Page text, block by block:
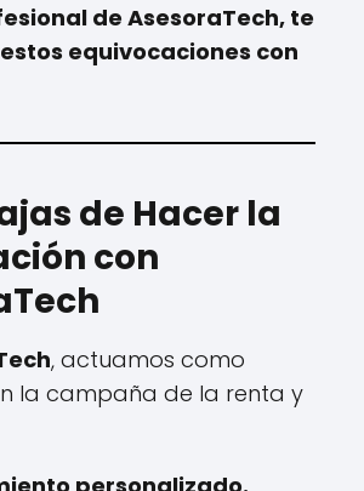
de AsesoraTech, te
equivocaciones con
de Hacer la
con
, actuamos como
la campaña de la renta y